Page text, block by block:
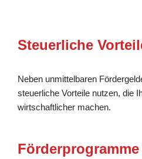
Steuerliche
Neben unmittelbaren
steuerliche Vorteile nutzen, die
wirtschaftlicher machen.